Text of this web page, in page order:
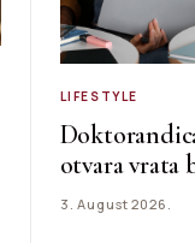
LIFESTYLE
otvara vrata
3. August 2026.